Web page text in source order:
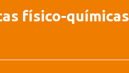
físico-químicas